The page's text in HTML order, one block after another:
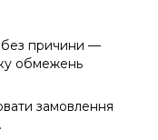
без причини —
обмежень
замовлення